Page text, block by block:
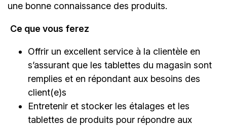
une bonne connaissance des produits.
Ce que vous ferez
Offrir un excellent service à la clientèle en
s’assurant que les tablettes du magasin sont
remplies et en répondant aux besoins des
client(e)s
Entretenir et stocker les étalages et les
tablettes de produits pour répondre aux